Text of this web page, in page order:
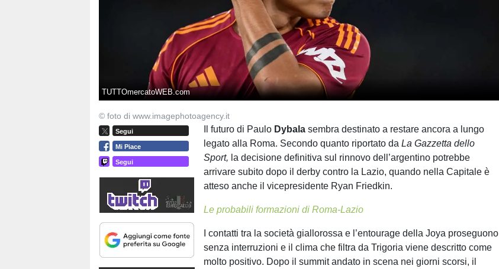
TUTTOmercatoWEB.com
© foto di www.imagephotoagency.it
Segui
Mi Piace
Segui
Il futuro di Paulo Dybala sembra destinato a restare ancora a lungo
legato alla Roma. Secondo quanto riportato daLa Gazzetta dello
Sport, la decisione definitiva sul rinnovo dell’argentino potrebbe
arrivare subito dopo il derby contro la Lazio, quando nella Capitale è
atteso anche il vicepresidente Ryan Friedkin.
Le probabili formazioni di Roma-Lazio
I contatti tra la società giallorossa e l’entourage della Joya proseguono
senza interruzioni e il clima che filtra da Trigoria viene descritto come
molto positivo. Dopo il summit andato in scena nei giorni scorsi, il